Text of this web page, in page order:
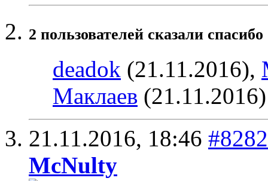
2 пользователей сказали
deadok (21.11.2016),
Маклаев (21.11.2016)
21.11.2016, 18:46 #8282
McNulty